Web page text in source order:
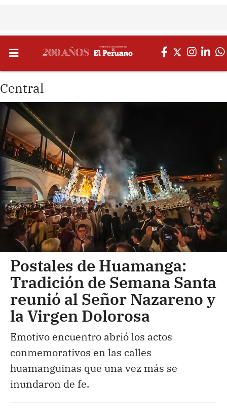
Central
Postales de Huamanga:
Tradición de Semana Santa
reunió al Señor Nazareno y
la Virgen Dolorosa
Emotivo encuentro abrió los actos
conmemorativos en las calles
huamanguinas que una vez más se
inundaron de fe.